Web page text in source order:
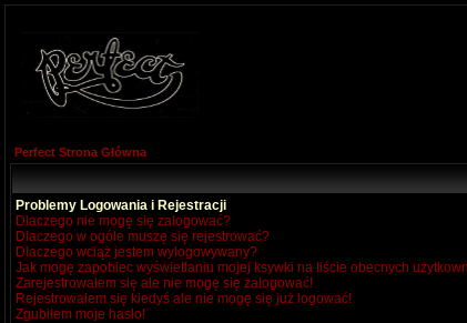
Perfect Strona Główna
Problemy Logowania i Rejestracji
Dlaczego nie mogę się zalogować?
Dlaczego w ogóle muszę się rejestrować?
Dlaczego wciąż jestem wylogowywany?
Jak mogę zapobiec wyświetlaniu mojej ksywki na liście obecnych
Zarejestrowałem się ale nie mogę się zalogować!
Rejestrowałem się kiedyś ale nie mogę się już logować!
Zgubiłem moje hasło!